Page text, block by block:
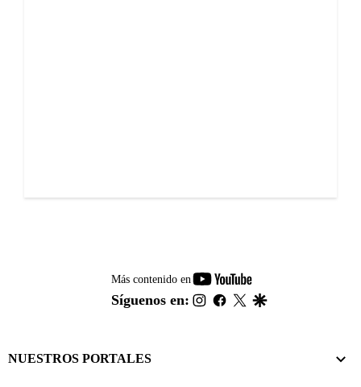
Más contenido en
youtube-
footer
Síguenos en: instagram
facebook
twitter
NUESTROS PORTALES